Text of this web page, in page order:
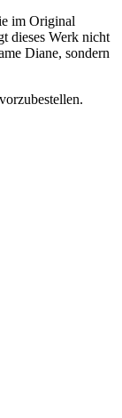
im Original
dieses Werk nicht
Diane, sondern